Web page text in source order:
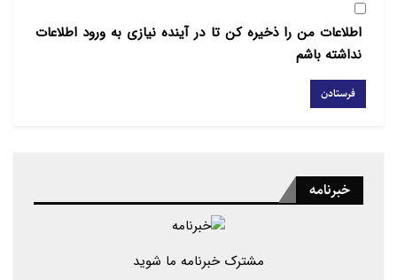
اطلاعات من را ذخیره کن تا در آینده نیازی به ورود اطلاعات
نداشته باشم
خبرنامه
مشترک خبرنامه ما شوید